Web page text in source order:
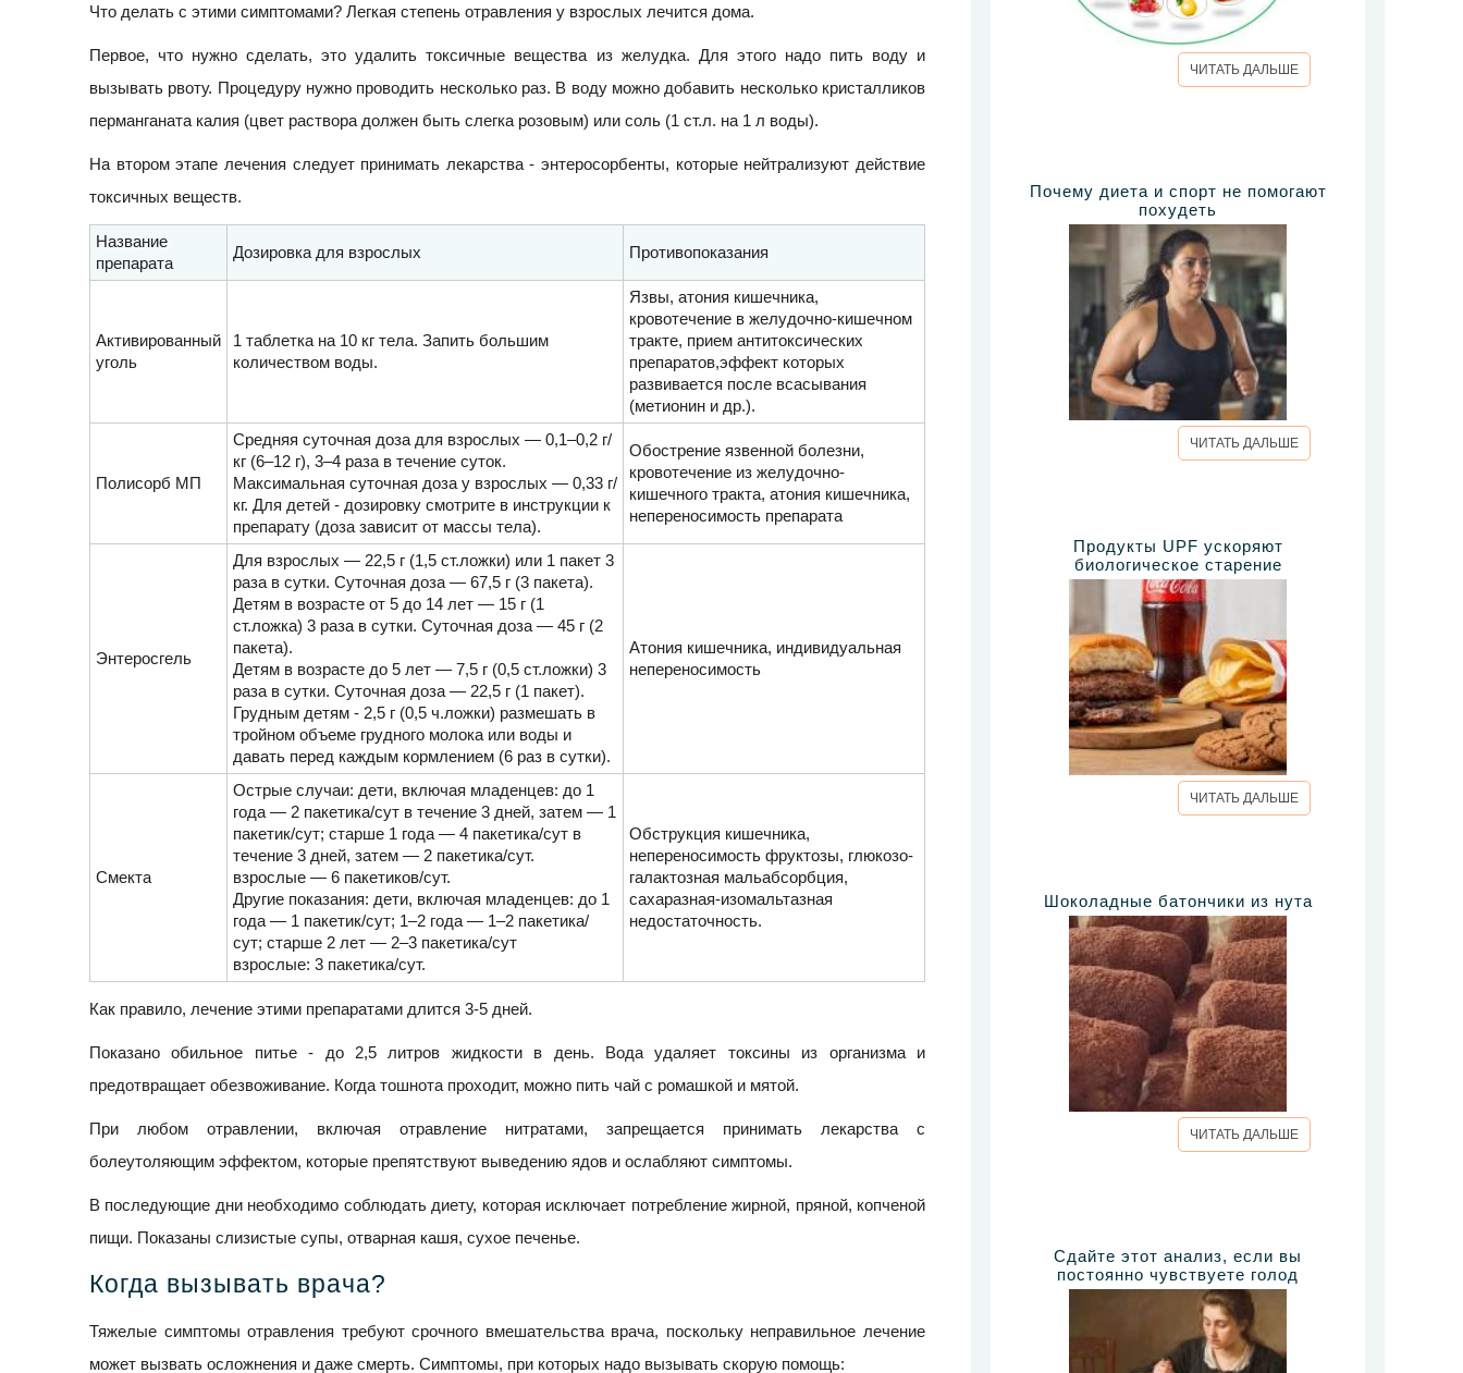
Что делать с этими симптомами? Легкая степень отравления у взрослых лечится дома.
Первое, что нужно сделать, это удалить токсичные вещества из желудка. Для этого надо пить воду и
вызывать рвоту. Процедуру нужно проводить несколько раз. В воду можно добавить несколько кристалликов
перманганата калия (цвет раствора должен быть слегка розовым) или соль (1 ст.л. на 1 л воды).
На втором этапе лечения следует принимать лекарства - энтеросорбенты, которые нейтрализуют действие
токсичных веществ.
Название
препарата
Дозировка для взрослых Противопоказания
Активированный
уголь
1 таблетка на 10 кг тела. Запить большим
количеством воды.
Язвы, атония кишечника,
кровотечение в желудочно-кишечном
тракте, прием антитоксических
препаратов,эффект которых
развивается после всасывания
(метионин и др.).
Полисорб МП
Средняя суточная доза для взрослых — 0,1–0,2 г/
кг (6–12 г), 3–4 раза в течение суток.
Максимальная суточная доза у взрослых — 0,33 г/
кг. Для детей - дозировку смотрите в инструкции к
препарату (доза зависит от массы тела).
Обострение язвенной болезни,
кровотечение из желудочно-
кишечного тракта, атония кишечника,
непереносимость препарата
Энтеросгель
Для взрослых — 22,5 г (1,5 ст.ложки) или 1 пакет 3
раза в сутки. Суточная доза — 67,5 г (3 пакета).
Детям в возрасте от 5 до 14 лет — 15 г (1
ст.ложка) 3 раза в сутки. Суточная доза — 45 г (2
пакета).
Детям в возрасте до 5 лет — 7,5 г (0,5 ст.ложки) 3
раза в сутки. Суточная доза — 22,5 г (1 пакет).
Грудным детям - 2,5 г (0,5 ч.ложки) размешать в
тройном объеме грудного молока или воды и
давать перед каждым кормлением (6 раз в сутки).
Атония кишечника, индивидуальная
непереносимость
Смекта
Острые случаи: дети, включая младенцев: до 1
года — 2 пакетика/сут в течение 3 дней, затем — 1
пакетик/сут; старше 1 года — 4 пакетика/сут в
течение 3 дней, затем — 2 пакетика/сут.
взрослые — 6 пакетиков/сут.
Другие показания: дети, включая младенцев: до 1
года — 1 пакетик/сут; 1–2 года — 1–2 пакетика/
сут; старше 2 лет — 2–3 пакетика/сут
взрослые: 3 пакетика/сут.
Обструкция кишечника,
непереносимость фруктозы, глюкозо-
галактозная мальабсорбция,
сахаразная-изомальтазная
недостаточность.
Как правило, лечение этими препаратами длится 3-5 дней.
Показано обильное питье - до 2,5 литров жидкости в день. Вода удаляет токсины из организма и
предотвращает обезвоживание. Когда тошнота проходит, можно пить чай с ромашкой и мятой.
При любом отравлении, включая отравление нитратами, запрещается принимать лекарства с
болеутоляющим эффектом, которые препятствуют выведению ядов и ослабляют симптомы.
В последующие дни необходимо соблюдать диету, которая исключает потребление жирной, пряной, копченой
пищи. Показаны слизистые супы, отварная кашя, сухое печенье.
Когда вызывать врача?
Тяжелые симптомы отравления требуют срочного вмешательства врача, поскольку неправильное лечение
может вызвать осложнения и даже смерть. Симптомы, при которых надо вызывать скорую помощь:
ЧИТАТЬ ДАЛЬШЕ
Почему диета и спорт не помогают
похудеть
ЧИТАТЬ ДАЛЬШЕ
Продукты UPF ускоряют
биологическое старение
ЧИТАТЬ ДАЛЬШЕ
Шоколадные батончики из нута
ЧИТАТЬ ДАЛЬШЕ
Сдайте этот анализ, если вы
постоянно чувствуете голод